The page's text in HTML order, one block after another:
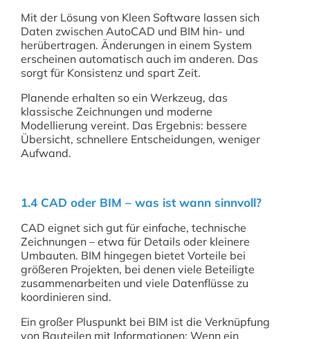
Mit der Lösung von Kleen Software lassen sich
Daten zwischen AutoCAD und BIM hin- und
herübertragen. Änderungen in einem System
erscheinen automatisch auch im anderen. Das
sorgt für Konsistenz und spart Zeit.
Planende erhalten so ein Werkzeug, das
klassische Zeichnungen und moderne
Modellierung vereint. Das Ergebnis: bessere
Übersicht, schnellere Entscheidungen, weniger
Aufwand.
1.4 CAD oder BIM – was ist wann sinnvoll?
CAD eignet sich gut für einfache, technische
Zeichnungen – etwa für Details oder kleinere
Umbauten. BIM hingegen bietet Vorteile bei
größeren Projekten, bei denen viele Beteiligte
zusammenarbeiten und viele Datenflüsse zu
koordinieren sind.
Ein großer Pluspunkt bei BIM ist die Verknüpfung
von Bauteilen mit Informationen: Wenn ein